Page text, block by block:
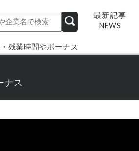
最新記事
NEWS
残業時間やボーナス
ナス